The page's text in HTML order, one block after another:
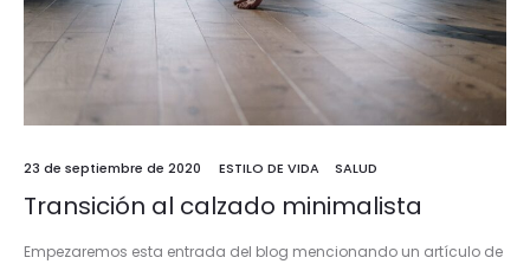
23 de septiembre de 2020 ESTILO DE VIDA SALUD
Transición al calzado minimalista
Empezaremos esta entrada del blog mencionando un artículo de